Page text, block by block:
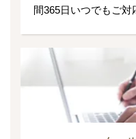
間365日いつでもご対